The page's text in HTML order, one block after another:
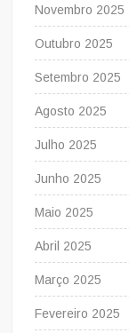
Novembro 2025
Outubro 2025
Setembro 2025
Agosto 2025
Julho 2025
Junho 2025
Maio 2025
Abril 2025
Março 2025
Fevereiro 2025